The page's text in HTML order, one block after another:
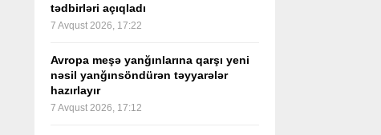
tədbirləri açıqladı
7 Avqust 2026, 17:22
Avropa meşə yanğınlarına qarşı yeni
nəsil yanğınsöndürən təyyarələr
hazırlayır
7 Avqust 2026, 17:12